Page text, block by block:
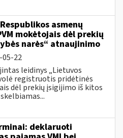
asmenų
mokėtojais dėl prekių
narės“ atnaujinimo
05-22
leidinys „Lietuvos
registruotis pridėtinės
dėl prekių įsigijimo iš kitos
deklaruoti